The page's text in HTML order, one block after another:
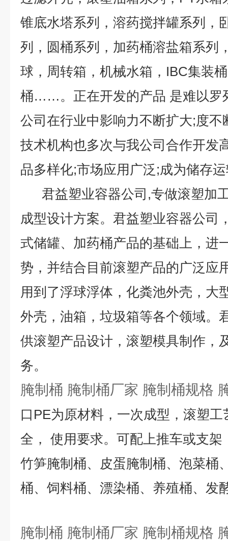
锥底水塔系列，溶药搅拌罐系列，
列，圆桶系列，加药桶溶盐箱系列
球，周转箱，机械水箱，IBC集装
桶……。正在开发的产品 是难以
公司在行业中影响力不断扩大;度
技术机构也多次与我公司合作开发
品多样化;市场应用广泛;成为储存
君益塑业容器公司,专做滚塑加
成型设计方案。君益塑业容器公司
式储罐、加药桶产品的基础上，进
势，并结合目前滚塑产品的广泛应
用到了浮球浮体，化粪池外壳，大
外壳，油箱，垃圾箱等各个领域。
供滚塑产品设计，滚塑模具制作，
务。
腌制桶 腌制桶厂家 腌制桶规格
口PE为原材料，一次成型，滚塑
全， 使用要求。可配上推车或支
竹笋腌制桶、皮蛋腌制桶、泡菜桶
桶、饲料桶、漂染桶、养殖桶、发
腌制桶 腌制桶厂家 腌制桶规格